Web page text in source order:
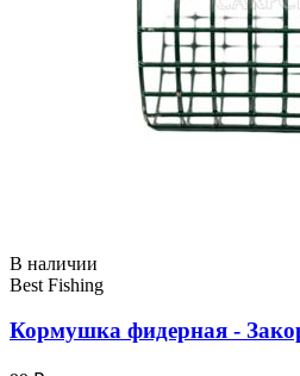
В наличии
Best Fishing
Кормушка фидерная -